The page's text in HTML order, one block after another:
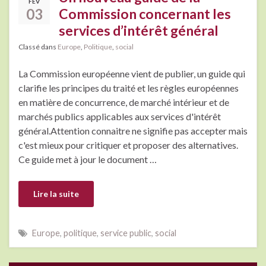
03
Commission concernant les
services d’intérêt général
Classé dans Europe Politique social
La Commission européenne vient de publier, un guide qui
clarifie les principes du traité et les règles européennes
en matière de concurrence, de marché intérieur et de
marchés publics applicables aux services d'intérêt
général.Attention connaitre ne signifie pas accepter mais
c'est mieux pour critiquer et proposer des alternatives.
Ce guide met à jour le document …
Lire la suite
Europe, politique, service public, social